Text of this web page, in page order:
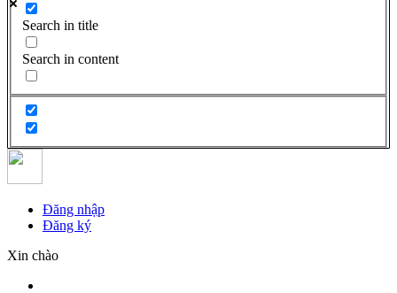
Search in title
Search in content
Đăng nhập
Đăng ký
Xin chào